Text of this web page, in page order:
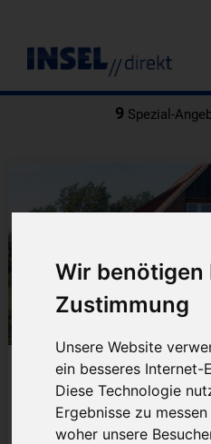
Wir benötigen
Zustimmung
Unsere Website
ein besseres Internet-
Diese Technologie
Ergebnisse zu
woher unsere
9 Spezial-
Balteringe
Baltrum
Freie FeWos von März-
Meerblick - Weitblick - Inselblick